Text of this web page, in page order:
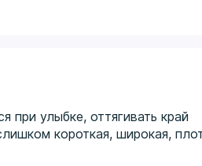
при улыбке, оттягивать край
короткая, широкая,